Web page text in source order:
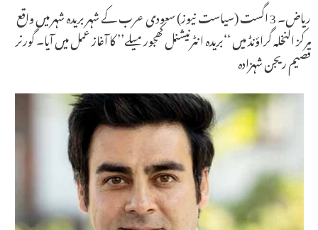
ریاض۔ 3 اگست (سیاست نیوز) سعودی عرب کے شہر بریدہ شہر میں واقع
مرکز النخلہ گراؤنڈ میں ‘‘بریدہ انٹرنیشنل کھجور میلے’’ کا آغاز عمل میں آیا۔ گورنر
قصیم ریجن شہزادہ